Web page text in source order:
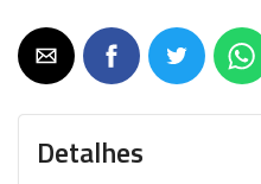
Detalhes